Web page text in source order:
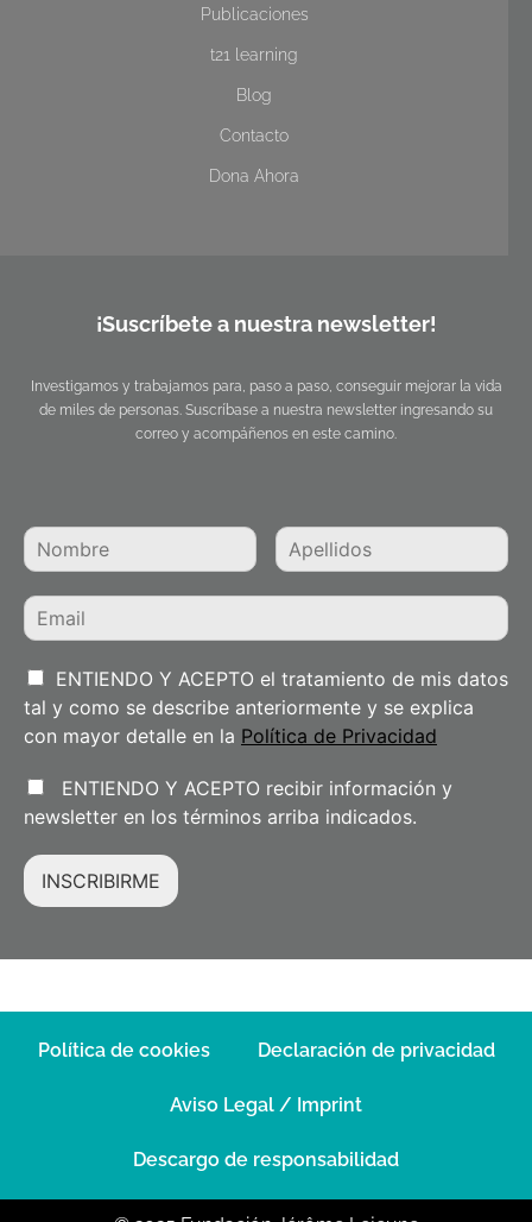
Publicaciones
t21 learning
Blog
Contacto
Dona Ahora
¡Suscríbete a nuestra newsletter!
Investigamos y trabajamos para, paso a paso, conseguir mejorar la vida
de miles de personas. Suscríbase a nuestra newsletter ingresando su
correo y acompáñenos en este camino.
ENTIENDO Y ACEPTO el tratamiento de mis datos
tal y como se describe anteriormente y se explica
con mayor detalle en la Política de Privacidad
ENTIENDO Y ACEPTO recibir información y
newsletter en los términos arriba indicados.
INSCRIBIRME
Política de cookies Declaración de privacidad
Aviso Legal / Imprint
Descargo de responsabilidad